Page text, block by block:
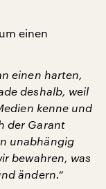
einen
einen harten,
deshalb, weil
kenne und
der Garant
unabhängig
bewahren, was
ändern.“